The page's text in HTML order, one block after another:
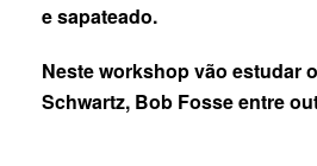
e sapateado.
Neste workshopvão estudar
Schwartz, Bob Fosse entre